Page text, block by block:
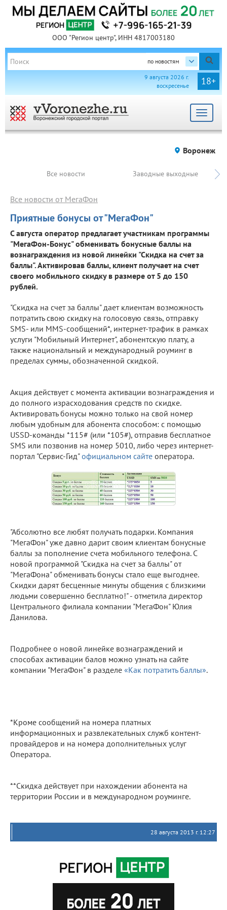
ООО "Регион центр", ИНН 4817003180
по новостям
18+
9 августа 2026 г.
воскресенье
Toggle
Воронеж
Все новости Заводные выходные
Приятные бонусы от "МегаФон"
Все новости от МегаФон
С августа оператор предлагает участникам программы
"МегаФон-Бонус" обменивать бонусные баллы на
вознаграждения из новой линейки "Скидка на счет за
баллы". Активировав баллы, клиент получает на счет
своего мобильного скидку в размере от 5 до 150
рублей.
"Скидка на счет за баллы" дает клиентам возможность
потратить свою скидку на голосовую связь, отправку
SMS- или MMS-сообщений*, интернет-трафик в рамках
услуги "Мобильный Интернет", абонентскую плату, а
также национальный и международный роуминг в
пределах суммы, обозначенной скидкой.
Акция действует с момента активации вознаграждения и
до полного израсходования средств по скидке.
Активировать бонусы можно только на свой номер
любым удобным для абонента способом: с помощью
USSD-команды *115# (или *105#), отправив бесплатное
SMS или позвонив на номер 5010, либо через интернет-
портал "Сервис-Гид"официальном сайте оператора.
"Абсолютно все любят получать подарки. Компания
"МегаФон" уже давно дарит своим клиентам бонусные
баллы за пополнение счета мобильного телефона. С
новой программой "Скидка на счет за баллы" от
"МегаФона" обменивать бонусы стало еще выгоднее.
Скидки дарят бесценные минуты общения с близкими
людьми совершенно бесплатно!" - отметила директор
Центрального филиала компании "МегаФон" Юлия
Данилова.
Подробнее о новой линейке вознаграждений и
способах активации балов можно узнать на сайте
компании "МегаФон" в разделе «Как потратить баллы».
*Кроме сообщений на номера платных
информационных и развлекательных служб контент-
провайдеров и на номера дополнительных услуг
Оператора.
**Скидка действует при нахождении абонента на
территории России и в международном роуминге.
28 августа 2013 г. 12:27